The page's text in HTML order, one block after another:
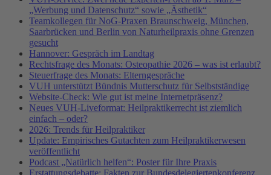
„Werbung und Datenschutz“ sowie „Ästhetik“
Teamkollegen für NoG-Praxen Braunschweig, München,
Saarbrücken und Berlin von Naturheilpraxis ohne Grenzen
gesucht
Hannover: Gespräch im Landtag
Rechtsfrage des Monats: Osteopathie 2026 – was ist erlaubt?
Steuerfrage des Monats: Elterngespräche
VUH unterstützt Bündnis Mutterschutz für Selbstständige
Website-Check: Wie gut ist meine Internetpräsenz?
Neues VUH-Liveformat: Heilpraktikerrecht ist ziemlich
einfach – oder?
2026: Trends für Heilpraktiker
Update: Empirisches Gutachten zum Heilpraktikerwesen
veröffentlicht
Podcast „Natürlich helfen“: Poster für Ihre Praxis